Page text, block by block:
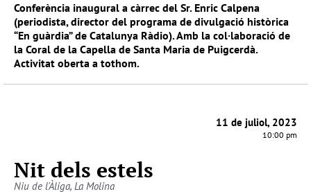
Conferència inaugural a càrrec del Sr. Enric Calpena
(periodista, director del programa de divulgació històrica
“En guàrdia” de Catalunya Ràdio). Amb la col·laboració de
la Coral de la Capella de Santa Maria de Puigcerdà.
Activitat oberta a tothom.
11 de juliol, 2023
10:00 pm
Nit dels estels
Niu de l'Àliga, La Molina